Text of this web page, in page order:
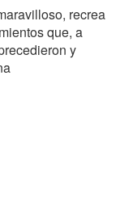
recrea
que, a
y